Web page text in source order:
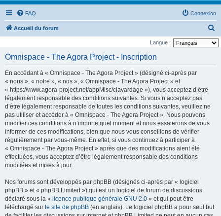
FAQ Connexion
Accueil du forum
e
Langue :
Omnispace - The Agora Project - Inscription
En accédant à « Omnispace - The Agora Project » (désigné ci-après par
« nous », « notre », « nos », « Omnispace - The Agora Project » et
« https://www.agora-project.net/appMisc/clavardage »), vous acceptez d’être
légalement responsable des conditions suivantes. Si vous n’acceptez pas
d’être légalement responsable de toutes les conditions suivantes, veuillez ne
pas utiliser et accéder à « Omnispace - The Agora Project ». Nous pouvons
modifier ces conditions à n’importe quel moment et nous essaierons de vous
informer de ces modifications, bien que nous vous conseillons de vérifier
régulièrement par vous-même. En effet, si vous continuez à participer à
« Omnispace - The Agora Project » après que des modifications aient été
effectuées, vous acceptez d’être légalement responsable des conditions
modifiées et mises à jour.
Nos forums sont développés par phpBB (désignés ci-après par « logiciel
phpBB » et « phpBB Limited ») qui est un logiciel de forum de discussions
déclaré sous la « licence publique générale GNU 2.0 » et qui peut être
téléchargé sur le site de phpBB (en anglais). Le logiciel phpBB a pour seul but